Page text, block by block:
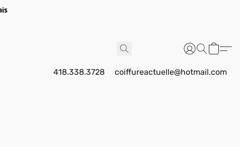
418.338.3728 coiffureactuelle@hotmail.com